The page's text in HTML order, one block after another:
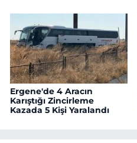
Ergene'de 4 Aracın
Karıştığı Zincirleme
Kazada 5 Kişi Yaralandı